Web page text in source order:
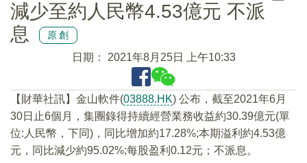
減少至約人民幣4.53億元 不派
息
原創
日期： 2021年8月25日 上午10:33
【財華社訊】金山軟件(03888.HK) 公布，截至2021年6月
30日止6個月，集團錄得持續經營業務收益約30.39億元(單
位:人民幣，下同)，同比增加約17.28%;本期溢利約4.53億
元，同比減少約95.02%;每股盈利0.12元；不派息。